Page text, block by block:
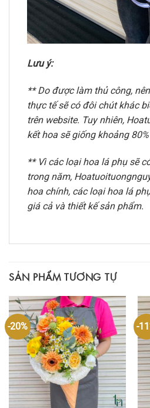
Lưu ý:
** Do được làm thủ công,
thực tế sẽ có đôi chút khác
trên website. Tuy nhiên,
kết hoa sẽ giống khoảng
** Vì các loại hoa lá phụ sẽ
trong năm,
hoa chính, các loại hoa lá
giá cả và thiết kế sản phẩm.
SẢN PHẨM TƯƠNG TỰ
-20% -